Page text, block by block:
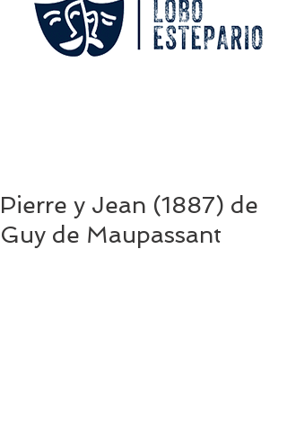
Pierre y Jean (1887) de
Guy de Maupassant